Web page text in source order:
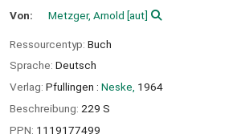
Von: Metzger, Arnold [aut]
Ressourcentyp: Buch
Sprache: Deutsch
Verlag: Pfullingen : Neske, 1964
Beschreibung: 229 S
PPN: 1119177499